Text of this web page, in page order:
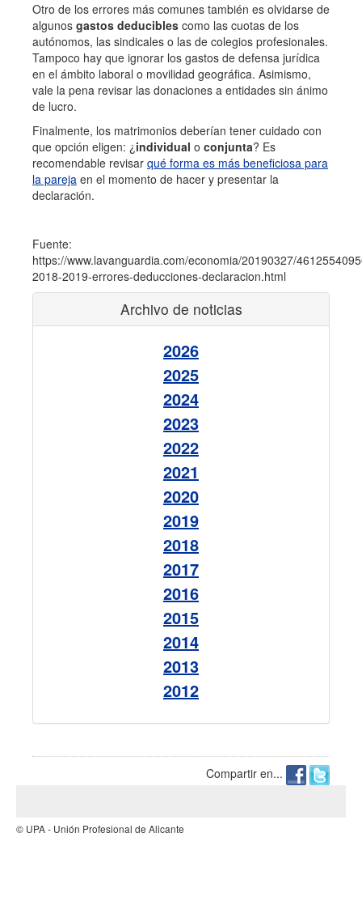
Otro de los errores más comunes también es olvidarse de
algunos gastos deducibles como las cuotas de los
autónomos, las sindicales o las de colegios profesionales.
Tampoco hay que ignorar los gastos de defensa jurídica
en el ámbito laboral o movilidad geográfica. Asimismo,
vale la pena revisar las donaciones a entidades sin ánimo
de lucro.
Finalmente, los matrimonios deberían tener cuidado con
que opción eligen: ¿individual o conjunta? Es
recomendable revisar qué forma es más beneficiosa para
la pareja en el momento de hacer y presentar la
declaración.
Fuente:
https://www.lavanguardia.com/economia/20190327/
2018-2019-errores-deducciones-declaracion.html
Archivo de noticias
2026
2025
2024
2023
2022
2021
2020
2019
2018
2017
2016
2015
2014
2013
2012
Compartir en...
© UPA - Unión Profesional de Alicante